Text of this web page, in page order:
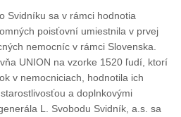
Svidníku sa v rámci hodnotia
poisťovní umiestnila v prvej
nemocníc v rámci Slovenska.
UNION na vzorke 1520 ľudí, ktorí
v nemocniciach, hodnotila ich
a doplnkovými
L. Svobodu Svidník, a.s. sa